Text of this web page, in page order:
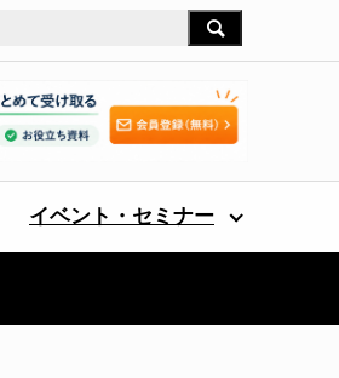
イベント・セミナー